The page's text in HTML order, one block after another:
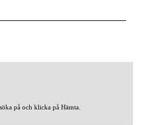
på och klicka på Hämta.